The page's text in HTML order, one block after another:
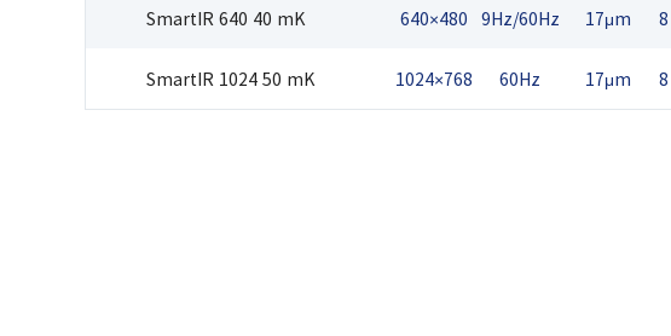
SmartIR 640 40 mK 640×480 9Hz/60Hz 17μm
SmartIR 1024 50 mK 1024×768 60Hz 17μm